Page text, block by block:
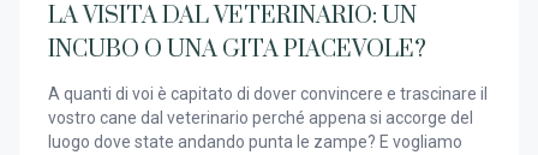
LA VISITA DAL VETERINARIO: UN
INCUBO O UNA GITA PIACEVOLE?
A quanti di voi è capitato di dover convincere e trascinare il
vostro cane dal veterinario perché appena si accorge del
luogo dove state andando punta le zampe? E vogliamo